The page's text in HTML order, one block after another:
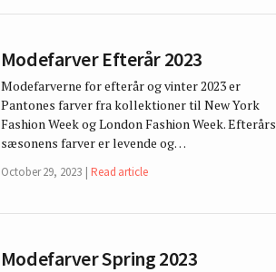
Modefarver Efterår 2023
Modefarverne for efterår og vinter 2023 er
Pantones farver fra kollektioner til New York
Fashion Week og London Fashion Week. Efterårs
sæsonens farver er levende og…
October 29, 2023 Read article
Modefarver Spring 2023